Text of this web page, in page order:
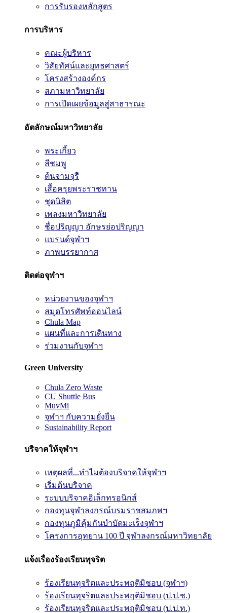
การรับรองหลักสูตร
การบริหาร
คณะผู้บริหาร
วิสัยทัศน์และยุทธศาสตร์
โครงสร้างองค์กร
สภามหาวิทยาลัย
การเปิดเผยข้อมูลสู่สาธารณะ
อัตลักษณ์มหาวิทยาลัย
พระเกี้ยว
สีชมพู
ต้นจามจุรี
เสื้อครุยพระราชทาน
ชุดนิสิต
เพลงมหาวิทยาลัย
ชื่อปริญญา อักษรย่อปริญญา
แบรนด์จุฬาฯ
ภาพบรรยากาศ
ติดต่อจุฬาฯ
หน่วยงานของจุฬาฯ
สมุดโทรศัพท์ออนไลน์
Chula Map
แผนที่และการเดินทาง
ร่วมงานกับจุฬาฯ
Green University
Chula Zero Waste
CU Shuttle Bus
MuvMi
จุฬาฯ กับความยั่งยืน
Sustainability Report
บริจาคให้จุฬาฯ
เหตุผลที่...ทำไมต้องบริจาคให้จุฬาฯ
เริ่มต้นบริจาค
ระบบบริจาคอิเล็กทรอนิกส์
กองทุนจุฬาลงกรณ์บรมราชสมภพฯ
กองทุนภูมิคุ้มกันบำบัดมะเร็งจุฬาฯ
โครงการอุทยาน 100 ปี จุฬาลงกรณ์มหาวิทยาลัย
แจ้งเรื่องร้องเรียนทุจริต
ร้องเรียนทุจริตและประพฤติมิชอบ (จุฬาฯ)
ร้องเรียนทุจริตและประพฤติมิชอบ (ป.ป.ช.)
ร้องเรียนทุจริตและประพฤติมิชอบ (ป.ป.ท.)